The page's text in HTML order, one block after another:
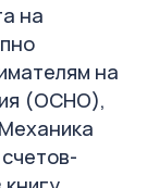
на
на
(ОСНО),